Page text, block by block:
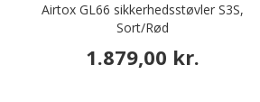
Airtox GL66 sikkerhedsstøvler S3S,
Sort/Rød
1.879,00 kr.